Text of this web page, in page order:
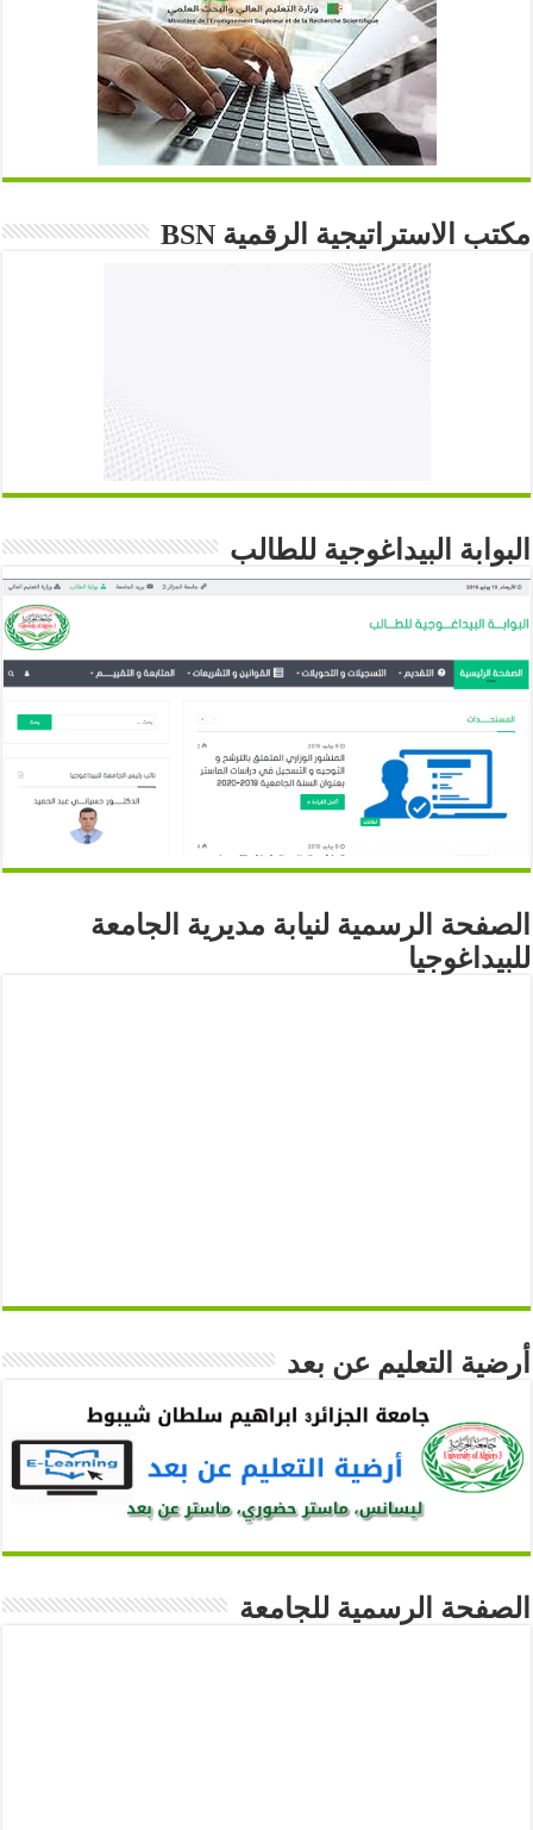
مكتب الاستراتيجية الرقمية BSN
البوابة البيداغوجية للطالب
الصفحة الرسمية لنيابة مديرية الجامعة
للبيداغوجيا
أرضية التعليم عن بعد
الصفحة الرسمية للجامعة